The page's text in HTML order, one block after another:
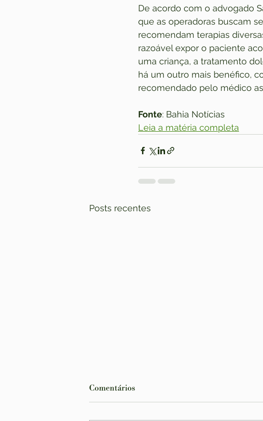
De acordo com o advogado
que as operadoras buscam
recomendam terapias
razoável expor o paciente
uma criança, a tratamento
há um outro mais benéfico,
recomendado pelo médico
Fonte: Bahia Notícias
Leia a matéria completa
Posts recentes
Comentários